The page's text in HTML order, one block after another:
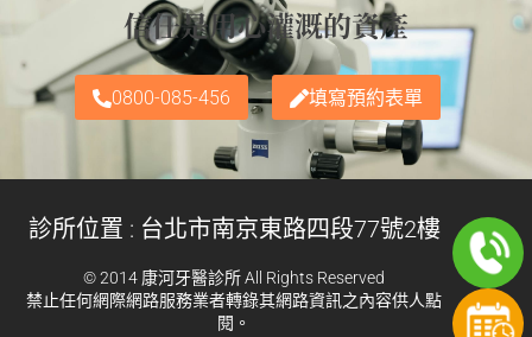
信任是用心灌溉的資產
0800-085-456 填寫預約表單
診所位置 : 台北市南京東路四段77號2樓
© 2014 康河牙醫診所 All Rights Reserved
禁止任何網際網路服務業者轉錄其網路資訊之內容供人點
閱。